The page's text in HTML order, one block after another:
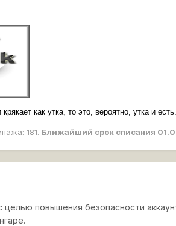
как утка, то это, вероятно, утка и есть.
181. Ближайший срок списания
повышения безопасности